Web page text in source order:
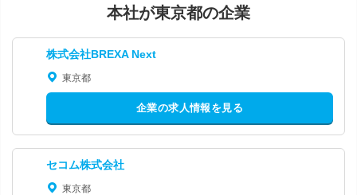
本社が東京都の企業
株式会社BREXA Next
東京都
企業の求人情報を見る
セコム株式会社
東京都